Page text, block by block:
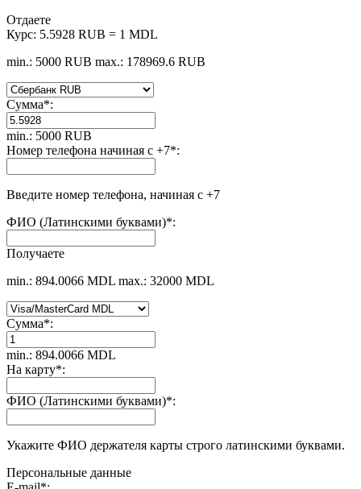
Отдаете
Курс: 5.5928 RUB = 1 MDL
min.: 5000 RUB max.: 178969.6 RUB
Сумма*:
min.: 5000 RUB
Номер телефона начиная с +7*:
Введите номер телефона, начиная с +7
ФИО (Латинскими буквами)*:
Получаете
min.: 894.0066 MDL max.: 32000 MDL
Сумма*:
min.: 894.0066 MDL
На карту*:
ФИО (Латинскими буквами)*:
Укажите ФИО держателя карты строго латинскими буквами.
Персональные данные